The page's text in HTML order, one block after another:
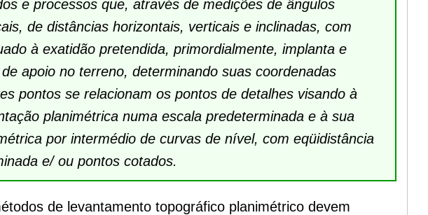
e processos que, através de medições de ângulos
de distâncias horizontais, verticais e inclinadas, com
à exatidão pretendida, primordialmente, implanta e
apoio no terreno, determinando suas coordenadas
pontos se relacionam os pontos de detalhes visando à
planimétrica numa escala predeterminada e à sua
por intermédio de curvas de nível, com eqüidistância
e/ ou pontos cotados.
de levantamento topográfico planimétrico devem